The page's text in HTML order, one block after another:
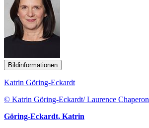
Bildinformationen
Katrin Göring-Eckardt
© Katrin Göring-Eckardt/ Laurence Chaperon
Göring-Eckardt, Katrin